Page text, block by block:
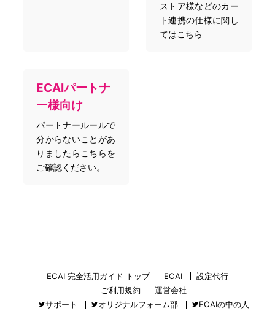
ストア様などのカー
ト連携の仕様に関し
てはこちら
ECAIパートナ
ー様向け
パートナールールで
分からないことがあ
りましたらこちらを
ご確認ください。
ECAI 完全活用ガイド トップ ECAI
設定代行
ご利用規約
運営会社
サポート
オリジナルフォーム部 ECAIの中の人